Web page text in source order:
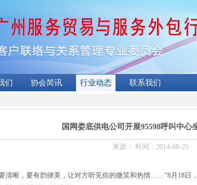
们 协会简讯 行业动态 联系我们
国网娄底供电公司开展95598呼叫中心
来源： 时间：2014-08-25
清晰，要有韵律美，让对方听见你的微笑和热情……”8月18日